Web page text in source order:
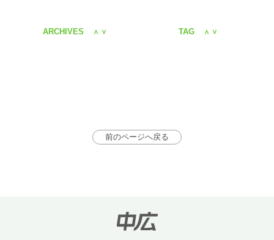
ARCHIVES ＜ ＞ TAG ＜ ＞
前のページへ戻る